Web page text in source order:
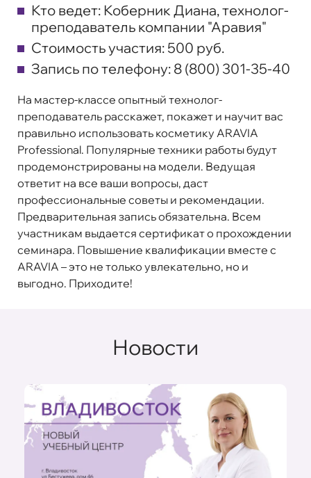
Кто ведет: Коберник Диана, технолог-
преподаватель компании "Аравия"
Стоимость участия: 500 руб.
Запись по телефону: 8 (800) 301-35-40
На мастер-классе опытный технолог-
преподаватель расскажет, покажет и научит вас
правильно использовать косметику ARAVIA
Professional. Популярные техники работы будут
продемонстрированы на модели. Ведущая
ответит на все ваши вопросы, даст
профессиональные советы и рекомендации.
Предварительная запись обязательна. Всем
участникам выдается сертификат о прохождении
семинара. Повышение квалификации вместе с
ARAVIA – это не только увлекательно, но и
выгодно. Приходите!
Новости